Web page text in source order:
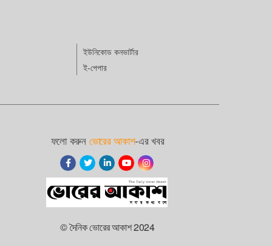
ইউনিকোড কনভার্টার
ই-পেপার
ফলো করুন ভোরের আকাশ-এর খবর
© দৈনিক ভোরের আকাশ 2024